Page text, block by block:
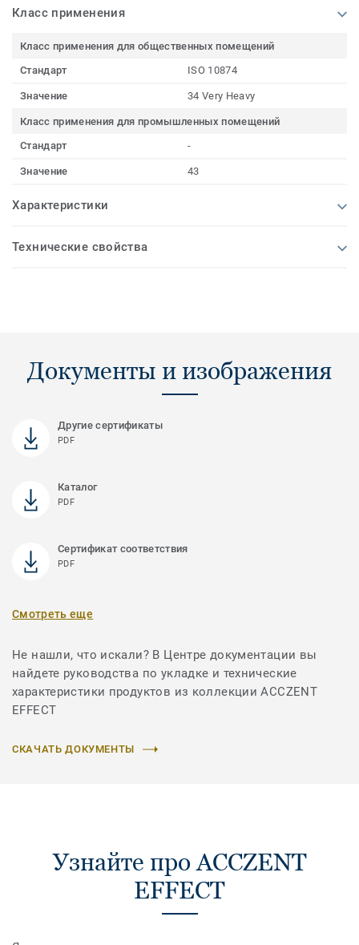
Класс применения
Класс применения для общественных помещений
Стандарт
ISO 10874
Значение 34 Very Heavy
Класс применения для промышленных помещений
Стандарт
-
Значение 43
Характеристики
Технические свойства
Документы и изображения
Другие сертификаты
PDF
Каталог
PDF
Сертификат соответствия
PDF
Смотреть еще
Не нашли, что искали? В Центре документации вы
найдете руководства по укладке и технические
характеристики продуктов из коллекции ACCZENT
EFFECT
СКАЧАТЬ ДОКУМЕНТЫ
Узнайте про ACCZENT
EFFECT